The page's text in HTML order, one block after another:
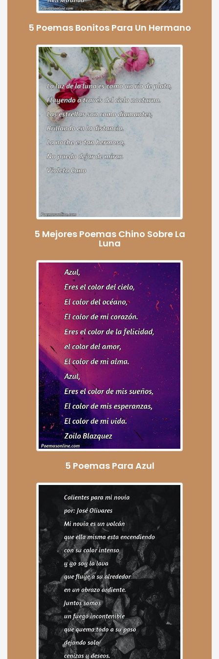
5 Poemas Bonitos Para Un Hermano
5 Mejores Poemas Chino Sobre La
Luna
5 Poemas Para Azul